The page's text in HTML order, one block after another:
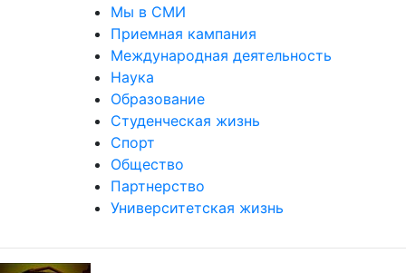
Мы в СМИ
Приемная кампания
Международная деятельность
Наука
Образование
Студенческая жизнь
Спорт
Общество
Партнерство
Университетская жизнь